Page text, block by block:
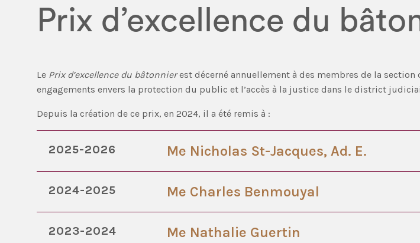
Prix d’excellence du
Le Prix d’excellence du bâtonnierest décerné annuellement à des membres de la
engagements envers la protection du public et l’accès à la justice dans le district
Depuis la création de ce prix, en 2024, il a été remis à :
2025-2026 Me Nicholas St-Jacques, Ad. E.
2024-2025 Me Charles Benmouyal
2023-2024 Me Nathalie Guertin